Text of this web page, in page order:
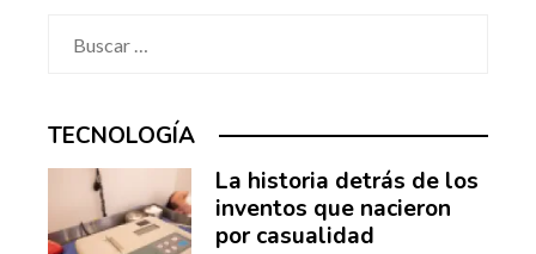
TECNOLOGÍA
La historia detrás de los
inventos que nacieron
por casualidad